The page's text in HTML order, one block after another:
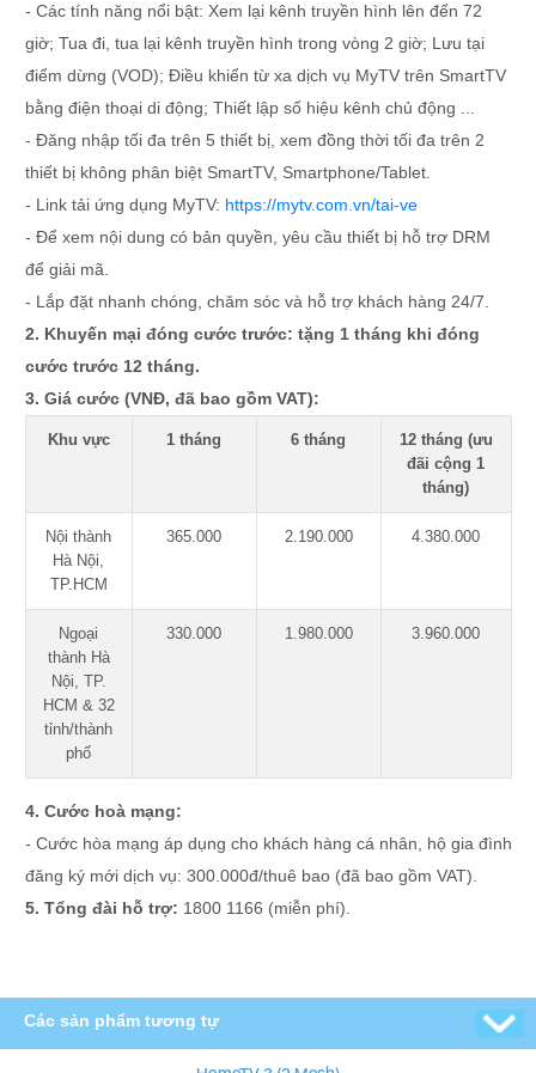
- Các tính năng nổi bật: Xem lại kênh truyền hình lên đến 72
giờ; Tua đi, tua lại kênh truyền hình trong vòng 2 giờ; Lưu tại
điểm dừng (VOD); Điều khiển từ xa dịch vụ MyTV trên SmartTV
bằng điện thoại di động; Thiết lập số hiệu kênh chủ động ...
- Đăng nhập tối đa trên 5 thiết bị, xem đồng thời tối đa trên 2
thiết bị không phân biệt SmartTV, Smartphone/Tablet.
- Link tải ứng dụng MyTV: https://mytv.com.vn/tai-ve
- Để xem nội dung có bản quyền, yêu cầu thiết bị hỗ trợ DRM
để giải mã.
- Lắp đặt nhanh chóng, chăm sóc và hỗ trợ khách hàng 24/7.
2. Khuyến mại đóng cước trước: tặng 1 tháng khi đóng
cước trước 12 tháng.
3. Giá cước (VNĐ, đã bao gồm VAT):
Khu vực 1 tháng 6 tháng
12 tháng (ưu
đãi cộng 1
tháng)
Nội thành
Hà Nội,
TP.HCM
365.000 2.190.000 4.380.000
Ngoại
thành Hà
Nội, TP.
HCM & 32
tỉnh/thành
phố
330.000 1.980.000 3.960.000
4. Cước hoà mạng:
- Cước hòa mạng áp dụng cho khách hàng cá nhân, hộ gia đình
đăng ký mới dịch vụ: 300.000đ/thuê bao (đã bao gồm VAT).
5. Tổng đài hỗ trợ: 1800 1166 (miễn phí).
Các sản phẩm tương tự